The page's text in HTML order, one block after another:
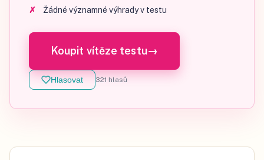
Žádné významné výhrady v testu
Koupit vítěze testu→
Hlasovat 321 hlasů